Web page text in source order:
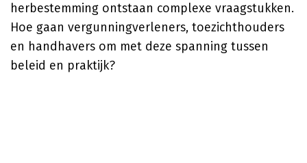
herbestemming ontstaan complexe vraagstukken.
Hoe gaan vergunningverleners, toezichthouders
en handhavers om met deze spanning tussen
beleid en praktijk?